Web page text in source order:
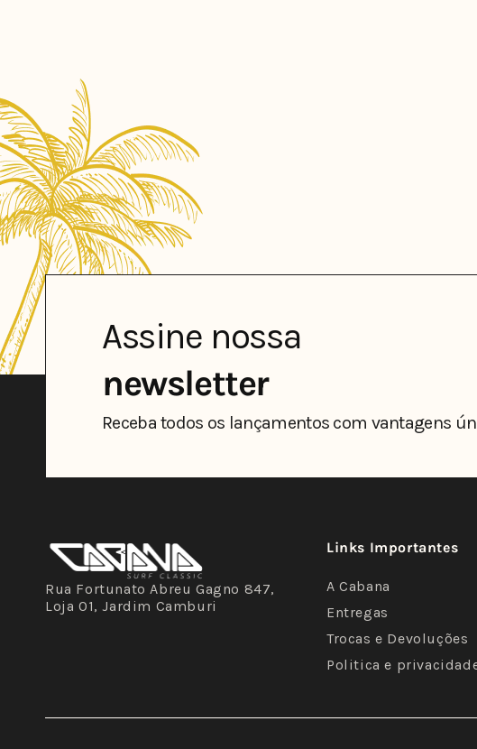
Assine nossa
newsletter
Receba todos os lançamentos com vantagens
Rua Fortunato Abreu Gagno 847,
Loja 01, Jardim Camburi
Links Importantes
A Cabana
Entregas
Trocas e Devoluções
Politica e